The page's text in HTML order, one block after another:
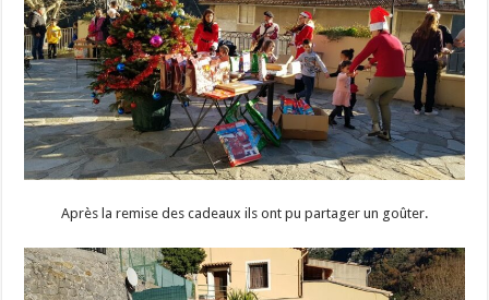
Après la remise des cadeaux ils ont pu partager un goûter.